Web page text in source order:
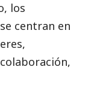
los
centran en